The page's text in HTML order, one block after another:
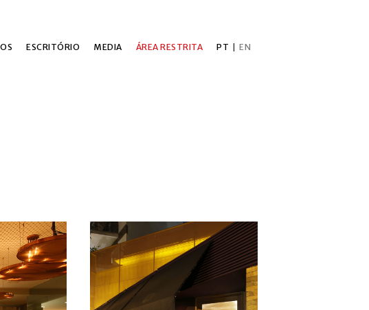
ESCRITÓRIO MEDIA ÁREA RESTRITA PT EN